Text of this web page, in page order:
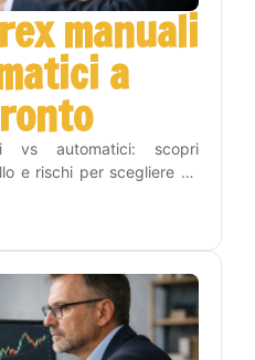
manuali
a
vs automatici: scopri
e rischi per scegliere un